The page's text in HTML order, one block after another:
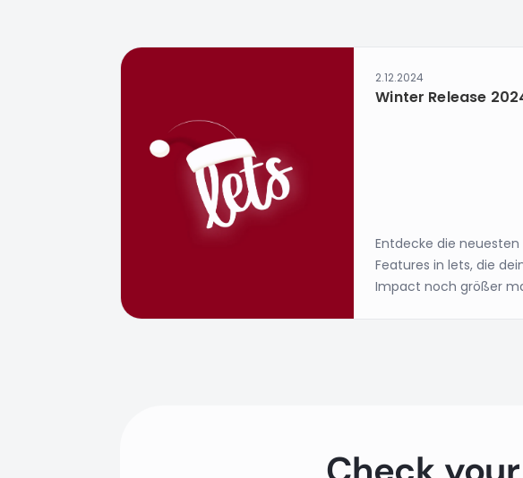
2.12.2024
Winter Release
Entdecke die neuesten
Features in lets, die
Impact noch größer